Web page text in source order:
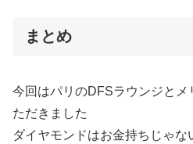
まとめ
今回はパリのDFSラウンジとメ
ただきました
ダイヤモンドはお金持ちじゃ